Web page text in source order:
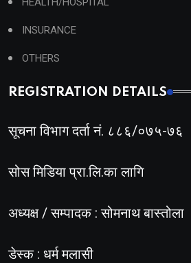
INSURANCE
OTHERS
REGISTRATION DETAILS
सूचना विभाग दर्ता नं. ८८६/०७५-७६
सोस मिडिया प्रा.लि.का लागि
अध्यक्ष / सम्पादक : सोमनाथ बास्तोला
डेस्क : धर्म मलासी